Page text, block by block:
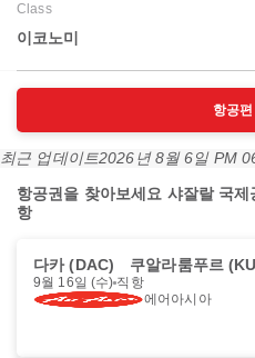
Class
이코노미
항공
최근 업데이트2026년 8월 6일 PM
항공권을 찾아보세요 샤잘랄 국
항
다카 (DAC) 쿠알라룸푸르
9월 16일 (수) 직항
에어아시아